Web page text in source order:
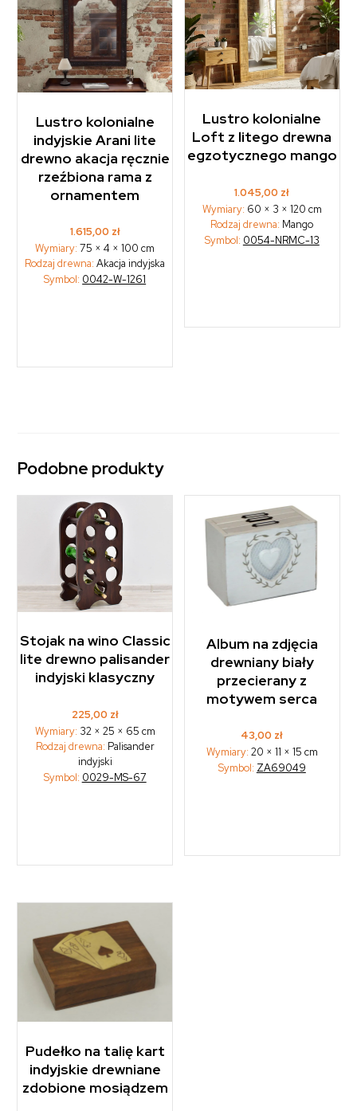
Lustro kolonialne
indyjskie Arani lite
drewno akacja ręcznie
rzeźbiona rama z
ornamentem
1.615,00 zł
Wymiary:75 × 4 × 100 cm
Rodzaj drewna: Akacja indyjska
Symbol: 0042-W-1261
Lustro kolonialne
Loft z litego drewna
egzotycznego mango
1.045,00 zł
Wymiary: 60 × 3 × 120 cm
Rodzaj drewna: Mango
Symbol: 0054-NRMC-13
Podobne produkty
Stojak na wino Classic
lite drewno palisander
indyjski klasyczny
225,00 zł
Wymiary: 32 × 25 × 65 cm
Rodzaj drewna: Palisander
indyjski
Symbol: 0029-MS-67
Album na zdjęcia
drewniany biały
przecierany z
motywem serca
43,00 zł
Wymiary: 20 × 11 × 15 cm
Symbol: ZA69049
Pudełko na talię kart
indyjskie drewniane
zdobione mosiądzem